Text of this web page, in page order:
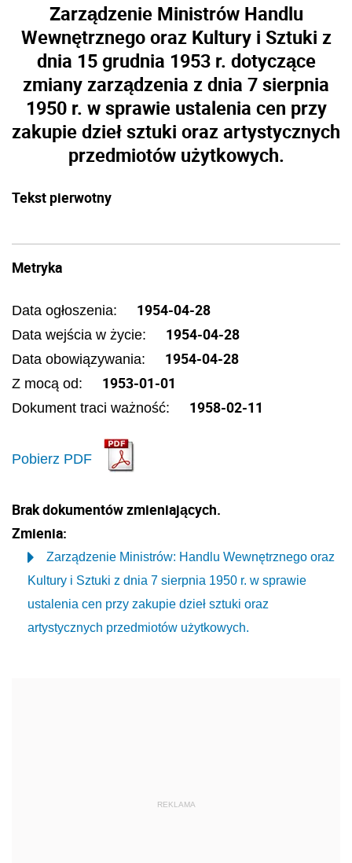
Zarządzenie Ministrów Handlu
Wewnętrznego oraz Kultury i Sztuki z
dnia 15 grudnia 1953 r. dotyczące
zmiany zarządzenia z dnia 7 sierpnia
1950 r. w sprawie ustalenia cen przy
zakupie dzieł sztuki oraz artystycznych
przedmiotów użytkowych.
Tekst pierwotny
Metryka
Data ogłoszenia: 1954-04-28
Data wejścia w życie: 1954-04-28
Data obowiązywania: 1954-04-28
Z mocą od: 1953-01-01
Dokument traci ważność: 1958-02-11
Pobierz PDF
Brak dokumentów zmieniających.
Zmienia:
Zarządzenie Ministrów: Handlu Wewnętrznego oraz
Kultury i Sztuki z dnia 7 sierpnia 1950 r. w sprawie
ustalenia cen przy zakupie dzieł sztuki oraz
artystycznych przedmiotów użytkowych.